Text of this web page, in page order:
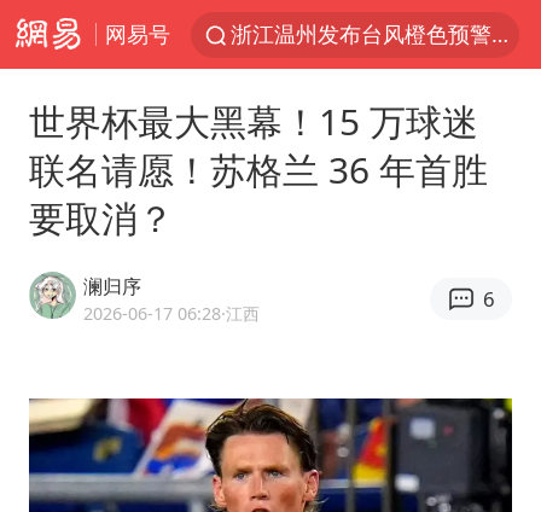
网易号
浙江温州发布台风橙色预警信号
金饰克价一夜涨回1300元
46岁的殷桃看着像20岁
香港宏福苑火灾或由烟头引起
实时追踪台风白海豚
浙江台州《告全体市民书》
世界杯最大黑幕！15 万球迷
联名请愿！苏格兰 36 年首胜
要取消？
澜归序
2026-06-17 06:28·江西
6